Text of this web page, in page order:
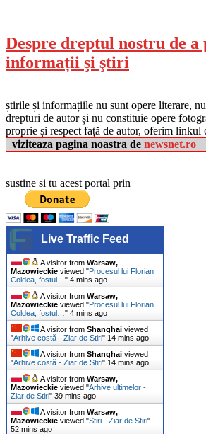
Despre dreptul nostru de a
informații şi ştiri
știrile și informațiile nu sunt opere literare,
drepturi de autor și nu constituie opere
proprie și respect față de autor, oferim linkul
viziteaza pagina noastra de newsnet.ro
sustine si tu acest portal prin
Live Traffic Feed
A visitor from Warsaw,
Mazowieckie viewed "Procesul lui Florian
Coldea, fostul… " 4 mins ago
A visitor from Warsaw,
Mazowieckie viewed "Procesul lui Florian
Coldea, fostul… " 4 mins ago
A visitor from Shanghai viewed
"Arhive costă - Ziar de Stiri" 14 mins ago
A visitor from Shanghai viewed
"Arhive costă - Ziar de Stiri" 14 mins ago
A visitor from Warsaw,
Mazowieckie viewed "Arhive ultimelor -
Ziar de Stiri" 39 mins ago
A visitor from Warsaw,
Mazowieckie viewed "Stiri - Ziar de Stiri"
52 mins ago